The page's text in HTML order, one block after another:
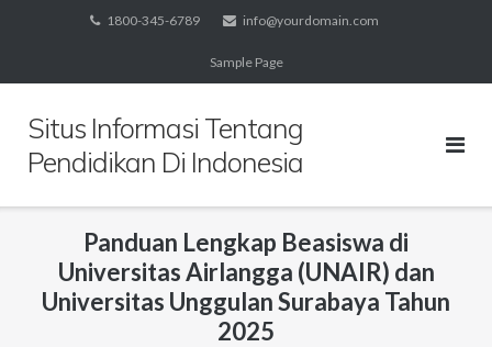
1800-345-6789 info@yourdomain.com
Sample Page
Situs Informasi Tentang
Pendidikan Di Indonesia
Panduan Lengkap Beasiswa di
Universitas Airlangga (UNAIR) dan
Universitas Unggulan Surabaya Tahun
2025